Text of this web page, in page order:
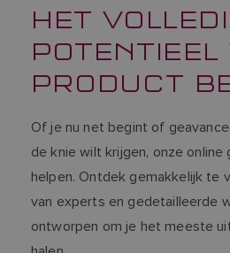
HET
PRODUCT
Of je nu net begint of
de knie wilt krijgen, onze
helpen. Ontdek gemakkelijk te
van experts en gedetailleerde
ontworpen om je het meeste